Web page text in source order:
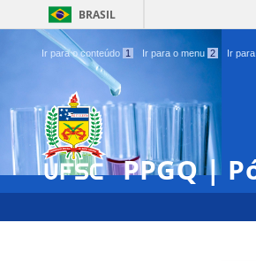
BRASIL
Ir para o conteúdo 1 Ir para o menu 2 Ir
PPGQ |